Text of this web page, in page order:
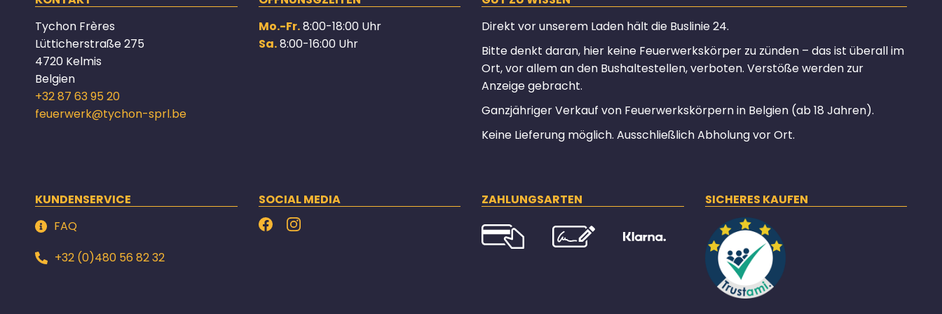
Tychon Frères
Lütticherstraße 275
4720 Kelmis
Belgien
+32 87 63 95 20
feuerwerk@tychon-sprl.be
Mo.-Fr.8:00-18:00 Uhr
Sa.8:00-16:00 Uhr
Direkt vor unserem Laden hält die Buslinie 24.
Bitte denkt daran, hier keine Feuerwerkskörper zu zünden – das ist überall im
Ort, vor allem an den Bushaltestellen, verboten. Verstöße werden zur
Anzeige gebracht.
Ganzjähriger Verkauf von Feuerwerkskörpern in Belgien (ab 18 Jahren).
Keine Lieferung möglich. Ausschließlich Abholung vor Ort.
KUNDENSERVICE
FAQ
+32 (0)480 56 82 32
SOCIAL MEDIA ZAHLUNGSARTEN SICHERES KAUFEN